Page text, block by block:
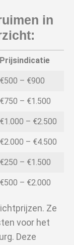
in
Prijsindicatie
€500 – €900
€750 – €1.500
€1.000 – €2.500
€2.000 – €4.500
€250 – €1.500
€500 – €2.000
Ze
voor het
Deze